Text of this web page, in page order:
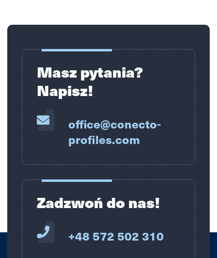
Masz pytania?
Napisz!
office@conecto-
profiles.com
Zadzwoń do nas!
+48 572 502 310